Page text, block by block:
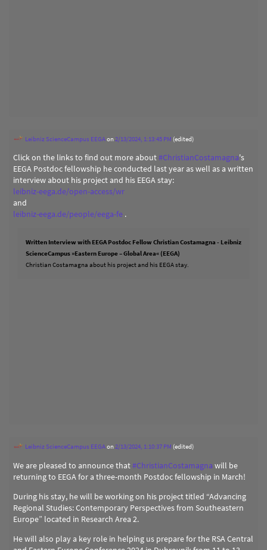
Leibniz ScienceCampus EEGAon2/13/2024, 1:13:45 PM (edited)
Click on the links to find out more about#ChristianCostamagna's
EEGA Postdoc fellowship he conducted last year as well as a written
interview about his project and his EEGA stay:
leibniz-eega.de/open-access/wr
and
leibniz-eega.de/people/eega-fe .
Written Interview with EEGA Postdoc Fellow Christian Costamagna - Leibniz
ScienceCampus »Eastern Europe – Global Area« (EEGA)
Christian Costamagna about his project and his EEGA stay.
Leibniz ScienceCampus EEGAon2/13/2024, 1:10:37 PM (edited)
We are pleased to announce that#ChristianCostamagna will be
returning to EEGA for a three-month Postdoc fellowship in March!
During his stay, he will be working on his project titled “Advancing
Regional Studies: Contemporary Perspectives from Southeastern
Europe” located in Research Area 2.
He will also play a key role in helping us prepare for the RSA Central